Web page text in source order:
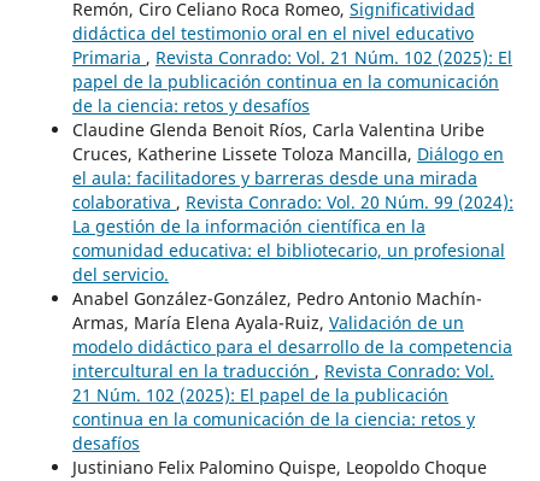
Remón, Ciro Celiano Roca Romeo, Significatividad
didáctica del testimonio oral en el nivel educativo
Primaria , Revista Conrado: Vol. 21 Núm. 102 (2025): El
papel de la publicación continua en la comunicación
de la ciencia: retos y desafíos
Claudine Glenda Benoit Ríos, Carla Valentina Uribe
Cruces, Katherine Lissete Toloza Mancilla, Diálogo en
el aula: facilitadores y barreras desde una mirada
colaborativa , Revista Conrado: Vol. 20 Núm. 99 (2024):
La gestión de la información científica en la
comunidad educativa: el bibliotecario, un profesional
del servicio.
Anabel González-González, Pedro Antonio Machín-
Armas, María Elena Ayala-Ruiz, Validación de un
modelo didáctico para el desarrollo de la competencia
intercultural en la traducción , Revista Conrado: Vol.
21 Núm. 102 (2025): El papel de la publicación
continua en la comunicación de la ciencia: retos y
desafíos
Justiniano Felix Palomino Quispe, Leopoldo Choque